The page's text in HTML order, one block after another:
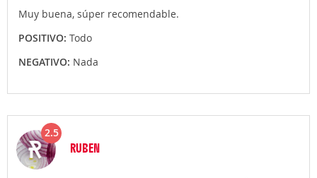
Muy buena, súper recomendable.
POSITIVO: Todo
NEGATIVO: Nada
2.5
RUBEN